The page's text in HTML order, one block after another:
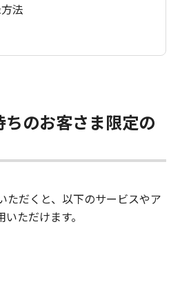
法
のお客さま限定の
ただくと、以下のサービスやア
ただけます。